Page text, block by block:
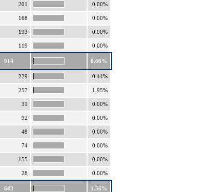
201 0.00%
168 0.00%
193 0.00%
119 0.00%
914 0.66%
229 0.44%
257 1.95%
31 0.00%
92 0.00%
48 0.00%
74 0.00%
155 0.00%
28 0.00%
643 1.56%